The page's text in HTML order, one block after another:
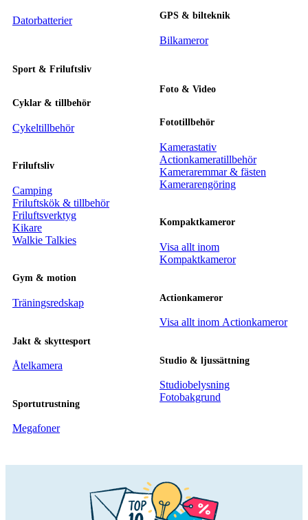
Datorbatterier
Sport & Friluftsliv
Cyklar & tillbehör
Cykeltillbehör
Friluftsliv
Camping
Friluftskök & tillbehör
Friluftsverktyg
Kikare
Walkie Talkies
Gym & motion
Träningsredskap
Jakt & skyttesport
Åtelkamera
Sportutrustning
Megafoner
GPS & bilteknik
Bilkameror
Foto & Video
Fototillbehör
Kamerastativ
Actionkameratillbehör
Kameraremmar & fästen
Kamerarengöring
Kompaktkameror
Visa allt inom
Kompaktkameror
Actionkameror
Visa allt inom Actionkameror
Studio & ljussättning
Studiobelysning
Fotobakgrund